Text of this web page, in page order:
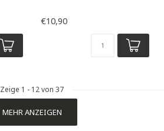
€10,90
Zeige 1 - 12von 37
MEHR ANZEIGEN